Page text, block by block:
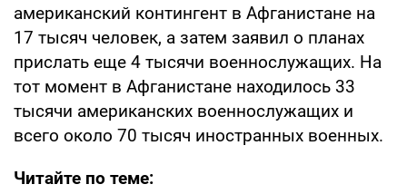
американский контингент в Афганистане на
17 тысяч человек, а затем заявил о планах
прислать еще 4 тысячи военнослужащих. На
тот момент в Афганистане находилось 33
тысячи американских военнослужащих и
всего около 70 тысяч иностранных военных.
Читайте по теме: